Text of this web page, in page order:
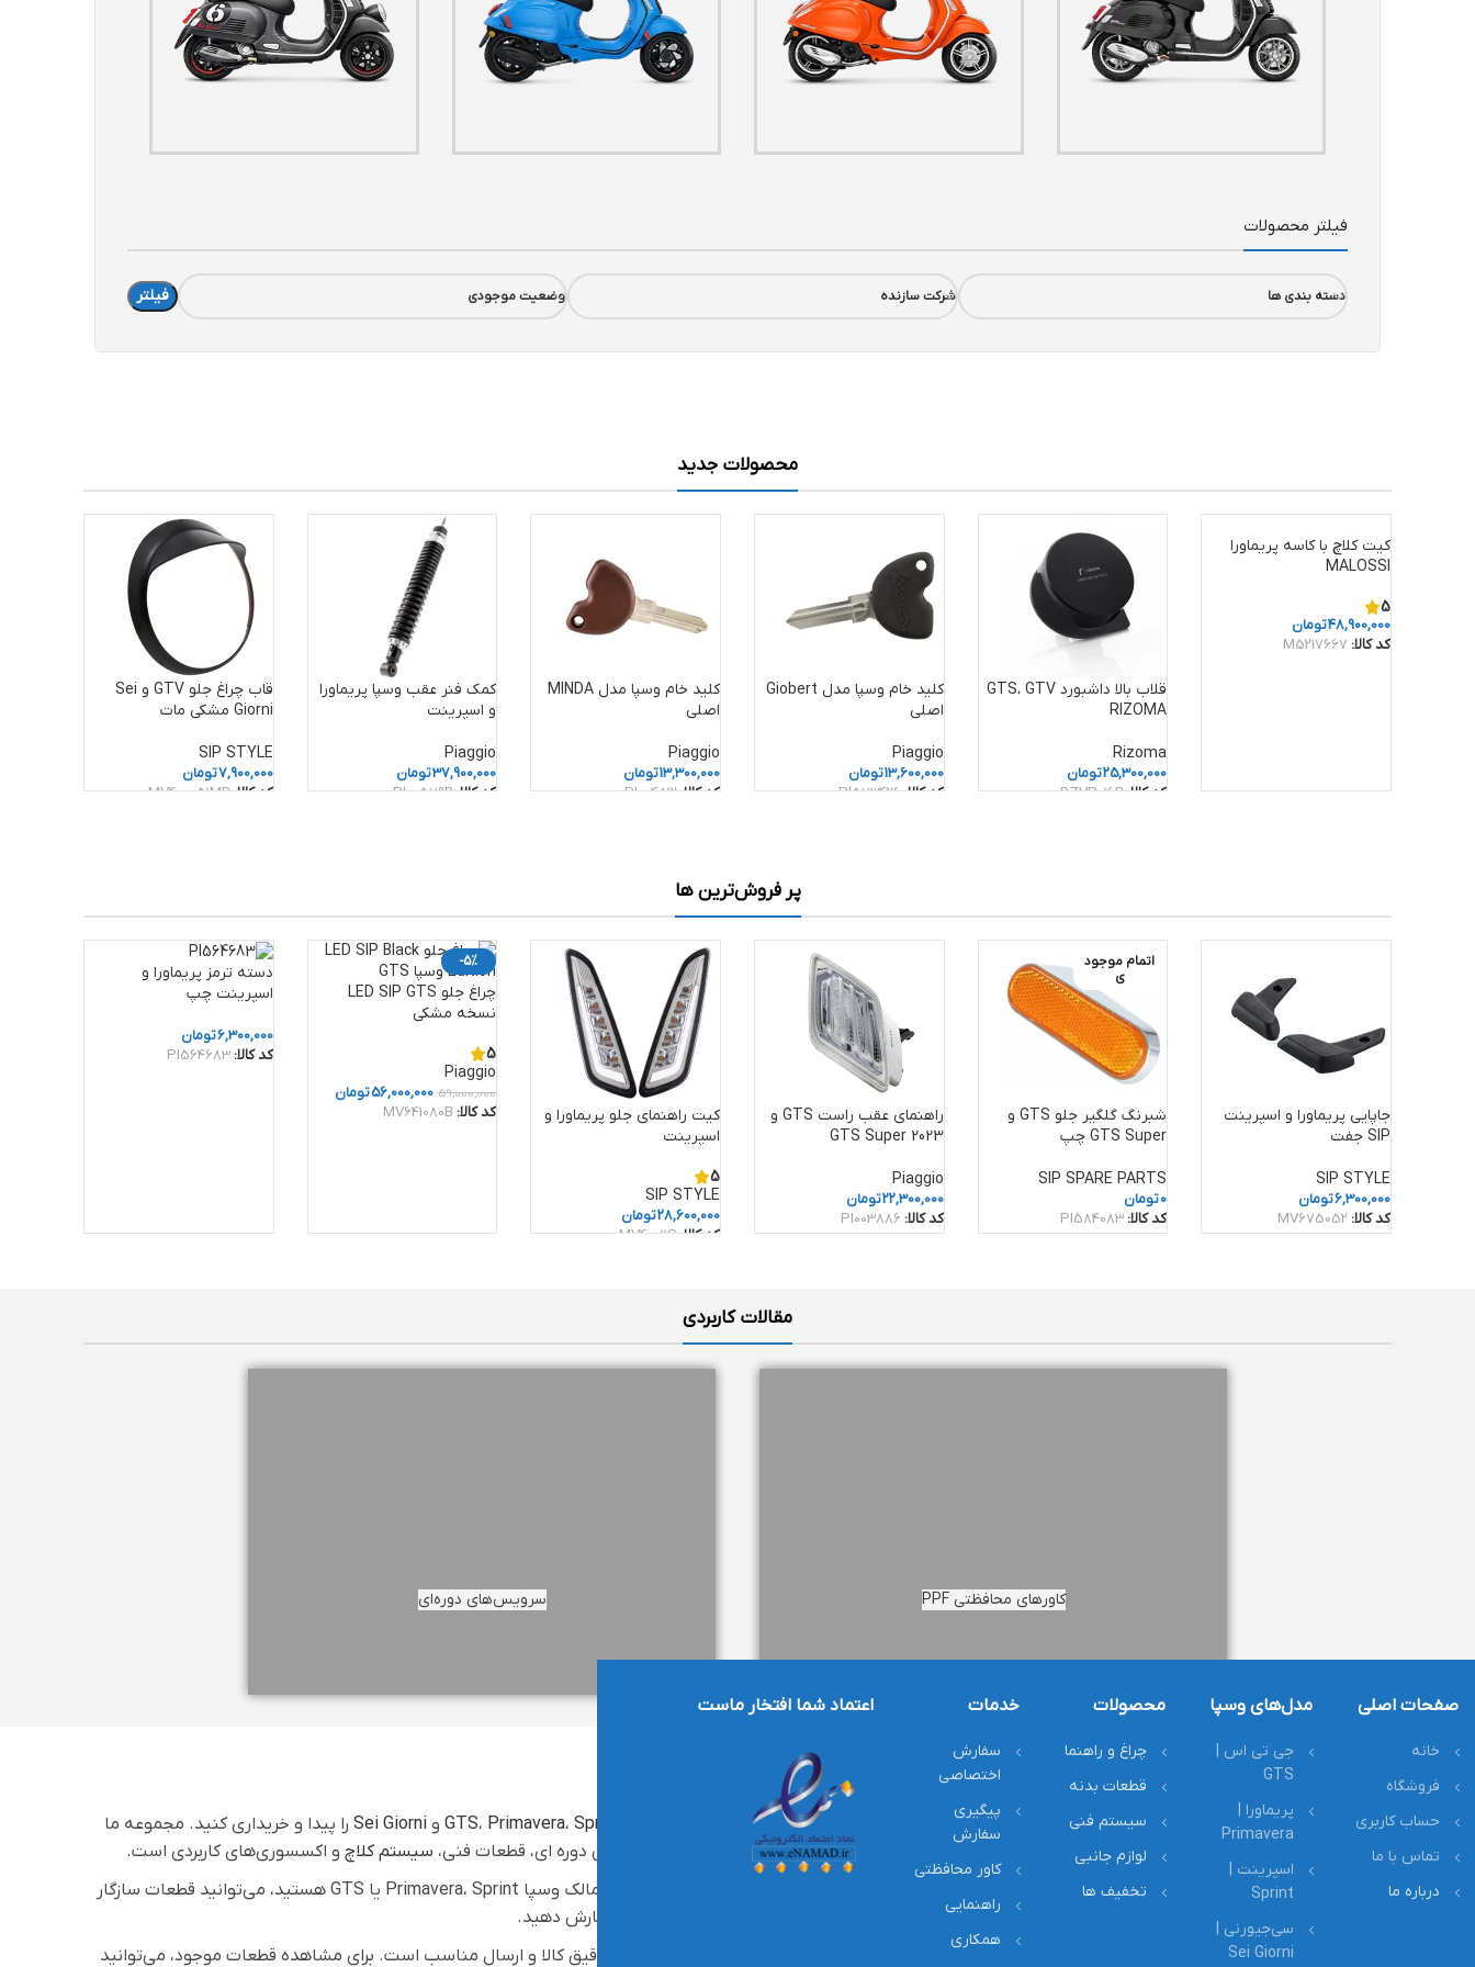
فیلتر محصولات
دسته بندی ها شرکت سازنده وضعیت موجودی فیلتر
محصولات جدید
کیت کلاچ با کاسه پریماورا
MALOSSI
5
48,900,000تومان
کد کالا: M5217667
قلاب بالا داشبورد GTS، GTV
RIZOMA
Rizoma
25,300,000تومان
کد کالا:RZVP016B
کلید خام وسپا مدل Giobert
اصلی
Piaggio
13,600,000تومان
کد کالا:PI573426
کلید خام وسپا مدل MINDA
اصلی
Piaggio
13,300,000تومان
کد کالا:PI004812
کمک فنر عقب وسپا پریماورا
و اسپرینت
Piaggio
37,900,000تومان
کد کالا:PI00579R
قاب چراغ جلو GTV و Sei
Giorni مشکی مات
SIP STYLE
7,900,000تومان
کد کالا:MV400051MB
پر فروش‌ترین ها
جاپایی پریماورا و اسپرینت
SIP جفت
SIP STYLE
6,300,000تومان
کد کالا: MV675052
اتمام موجود
ی
شبرنگ گلگیر جلو GTS و
GTS Super چپ
SIP SPARE PARTS
0تومان
کد کالا: PI584083
راهنمای عقب راست GTS و
GTS Super 2023
Piaggio
22,300,000تومان
کد کالا: PI003886
کیت راهنمای جلو پریماورا و
اسپرینت
5
SIP STYLE
28,600,000تومان
کد کالا:MV40011S
-5%
چراغ جلو LED SIP GTS
نسخه مشکی
5
Piaggio
59,000,000
56,000,000تومان
کد کالا: MV641080B
دسته ترمز پریماورا و
اسپرینت چپ
6,300,000تومان
کد کالا:PI564683
مقالات کاربردی
کاورهای محافظتی PPF سرویس‌های دوره‌ای
خرید قطعات وسپا
در KK Moto Styling می‌توانید انواع قطعات وسپا و لوازم جانبی مورد نیاز مدل‌های مختلف Vespa از جمله
GTS، Primavera، Sprint و Sei Giorni را پیدا و خریداری کنید. مجموعه ما
شامل قطعات اصلی و باکیفیت وسپا مانند
لنت و دیسک ترمز،لوگو و استیکر ، کاور بدنه، سرویس دوره ای، قطعات فنی، سیستم کلاچ و اکسسوری‌های کاربردی است.
تمامی محصولات بر اساس مدل موتور دسته‌بندی شده‌اند تا انتخاب قطعه مناسب برای شما ساده‌تر باشد. اگر مالک وسپا Primavera، Sprint یا GTS هستید، می‌توانید قطعات سازگار
با مدل موتور خود را مشاهده کرده و با اطمینان سفارش دهید.
هدف KK Moto Styling ارائه تجربه‌ای آسان برای خرید قطعات وسپا با دسترسی سریع به محصولات، اطلاعات دقیق کالا و ارسال مناسب است. برای مشاهده قطعات موجود، می‌توانید
صفحات اصلی
خانه
فروشگاه
حساب کاربری
تماس با ما
درباره ما
مدل‌های وسپا
جی تی اس |
GTS
پریماورا |
Primavera
اسپرینت |
Sprint
سی‌جیورنی |
Sei Giorni
محصولات
چراغ و راهنما
قطعات بدنه
سیستم فنی
لوازم جانبی
تخفیف ها
خدمات
سفارش
اختصاصی
پیگیری
سفارش
کاور محافظتی
راهنمایی
همکاری
اعتماد شما افتخار ماست